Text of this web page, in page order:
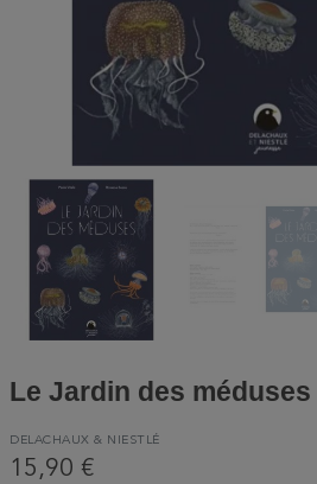
Le Jardin des méduses
DELACHAUX & NIESTLÉ
15,90 €